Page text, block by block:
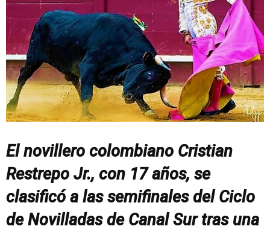
El novillero colombiano Cristian
Restrepo Jr., con 17 años, se
clasificó a las semifinales del Ciclo
de Novilladas de Canal Sur tras una